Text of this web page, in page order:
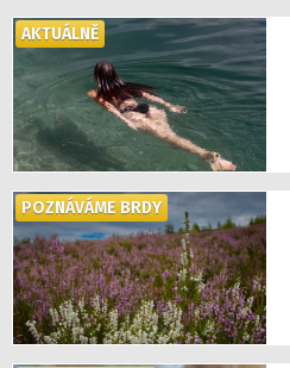
AKTUÁLNĚ
POZNÁVÁME BRDY